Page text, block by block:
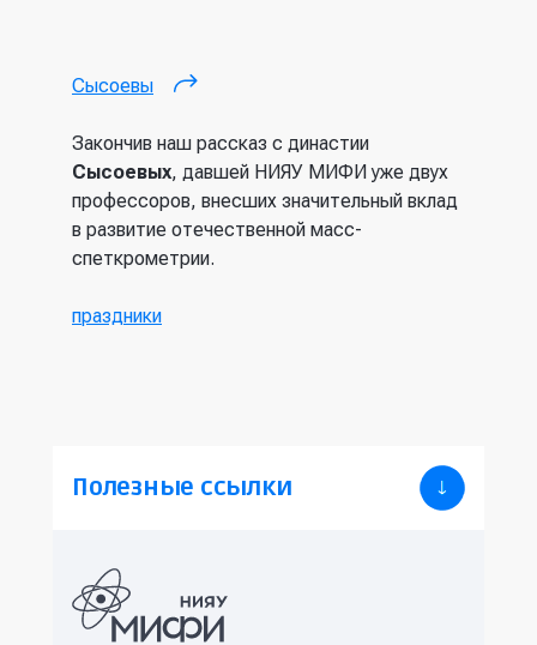
Сысоевы (внешняя ссылка)
Закончив наш рассказ с династии
Сысоевых, давшей НИЯУ МИФИ уже двух
профессоров, внесших значительный вклад
в развитие отечественной масс-
спеткрометрии.
праздники
Полезные ссылки